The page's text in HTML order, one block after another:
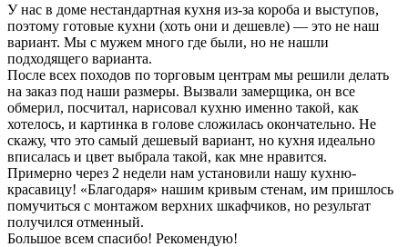
У нас в доме нестандартная кухня из-за короба и выступов,
поэтому готовые кухни (хоть они и дешевле) — это не наш
вариант. Мы с мужем много где были, но не нашли
подходящего варианта.
После всех походов по торговым центрам мы решили делать
на заказ под наши размеры. Вызвали замерщика, он все
обмерил, посчитал, нарисовал кухню именно такой, как
хотелось, и картинка в голове сложилась окончательно. Не
скажу, что это самый дешевый вариант, но кухня идеально
вписалась и цвет выбрала такой, как мне нравится.
Примерно через 2 недели нам установили нашу кухню-
красавицу! «Благодаря» нашим кривым стенам, им пришлось
помучиться с монтажом верхних шкафчиков, но результат
получился отменный.
Большое всем спасибо! Рекомендую!